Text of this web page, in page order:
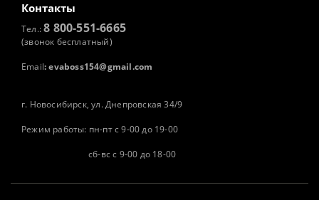
Контакты
Тел.:8 800-551-6665
(звонок бесплатный)
Email: evaboss154@gmail.com
г. Новосибирск, ул. Днепровская 34/9
Режим работы: пн-пт с 9-00 до 19-00
сб-вс с 9-00 до 18-00